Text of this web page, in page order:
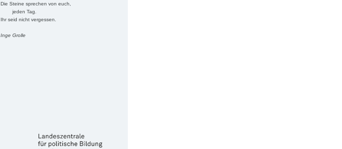
Die Steine sprechen von euch,
jeden Tag.
Ihr seid nicht vergessen.
Inge Grolle